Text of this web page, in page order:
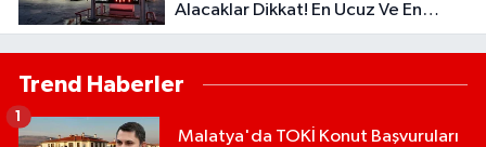
Alacaklar Dikkat! En Ucuz Ve En
Pahalı İlçe Belli Oldu
Trend Haberler
Malatya'da TOKİ Konut Başvuruları
1